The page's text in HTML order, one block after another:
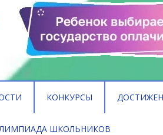
КОНКУРСЫ
ШКОЛЬНИКОВ